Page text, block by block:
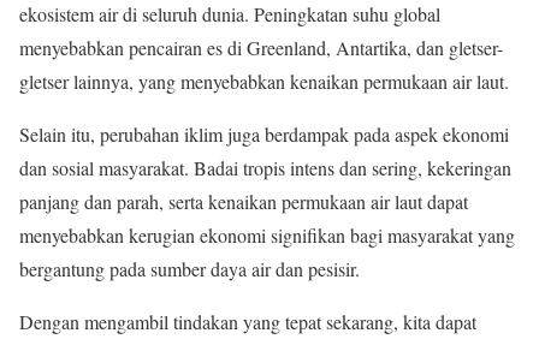
ekosistem air di seluruh dunia. Peningkatan suhu global
menyebabkan pencairan es di Greenland, Antartika, dan gletser-
gletser lainnya, yang menyebabkan kenaikan permukaan air laut.
Selain itu, perubahan iklim juga berdampak pada aspek ekonomi
dan sosial masyarakat. Badai tropis intens dan sering, kekeringan
panjang dan parah, serta kenaikan permukaan air laut dapat
menyebabkan kerugian ekonomi signifikan bagi masyarakat yang
bergantung pada sumber daya air dan pesisir.
Dengan mengambil tindakan yang tepat sekarang, kita dapat